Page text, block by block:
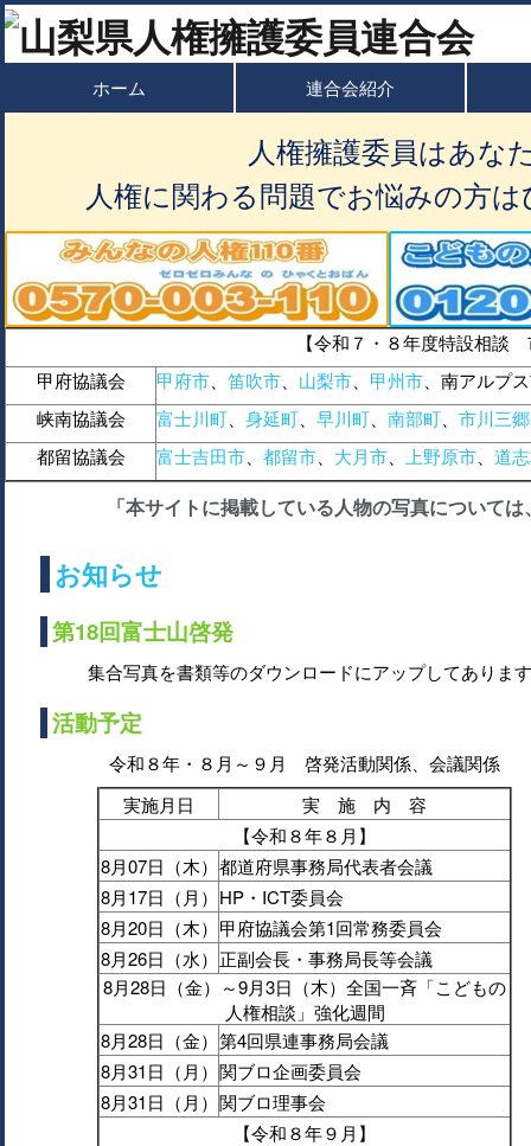
ホーム 連合会紹介
人権擁護委員はあな
人権に関わる問題でお悩みの方
【令和７・８年度特設相談
甲府協議会
甲府市 笛吹市 山梨市 甲州市 、南アルプ
峡南協議会
富士川町 身延町 早川町 南部町
市川三
都留協議会
富士吉田市 都留市 大月市 上野原市 道
「本サイトに掲載している人物の写真について
お知らせ
第18回富士山啓発
集合写真を書類等のダウンロードにアップしてありま
活動予定
令和８年・８月～９月 啓発活動関係、会議関係
実施月日
実 施 内 容
【令和８年８月】
8月07日（木） 都道府県事務局代表者会議
8月17日（月） HP・ICT委員会
8月20日（木） 甲府協議会第1回常務委員会
8月26日（水） 正副会長・事務局長等会議
8月28日（金）～9月3日（木）全国一斉「こどもの
人権相談」強化週間
8月28日（金） 第4回県連事務局会議
8月31日（月） 関ブロ企画委員会
8月31日（月） 関ブロ理事会
【令和８年９月】